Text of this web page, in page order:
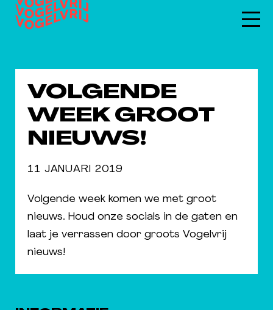
VOLGENDE
WEEK GROOT
NIEUWS!
11 JANUARI 2019
Volgende week komen we met groot
nieuws. Houd onze socials in de gaten en
laat je verrassen door groots Vogelvrij
nieuws!